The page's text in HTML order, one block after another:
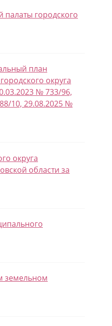
палаты городского
план
округа
№ 733/96,
10, 29.08.2025 №
округа
области за
земельном